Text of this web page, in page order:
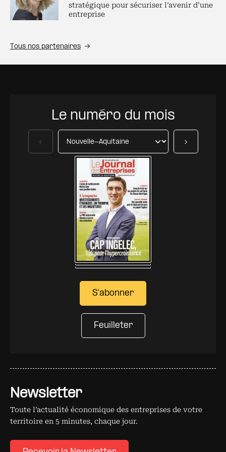
stratégique pour sécuriser l’avenir d’une
entreprise
Tous nos partenaires
Newsletter
Toute l’actualité économique des entreprises de votre
territoire en 5 minutes, chaque jour.
Le numéro du mois
S'abonner
Feuilleter
Précédent Suivant